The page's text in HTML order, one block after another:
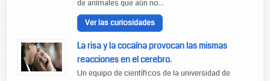
de animales que aún no...
Ver las curiosidades
La risa y la cocaína provocan las mismas
reacciones en el cerebro.
Un equipo de científicos de la universidad de